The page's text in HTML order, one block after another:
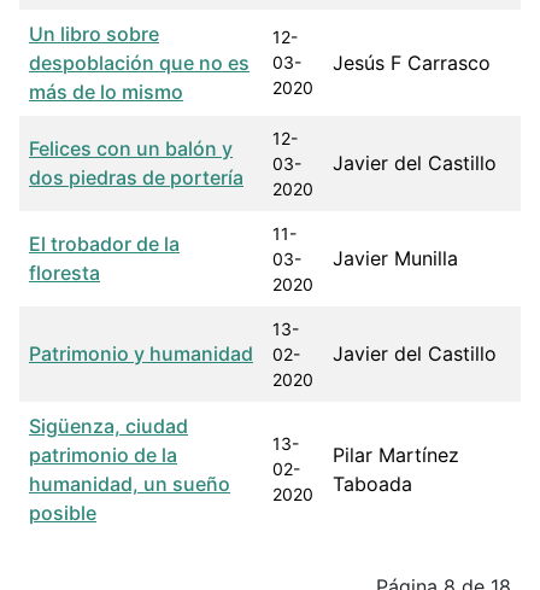
Un libro sobre
despoblación que no es
más de lo mismo
12-
03-
2020
Jesús F Carrasco
Felices con un balón y
dos piedras de portería
12-
03-
2020
Javier del Castillo
El trobador de la
floresta
11-
03-
2020
Javier Munilla
Patrimonio y humanidad
13-
02-
2020
Javier del Castillo
Sigüenza, ciudad
patrimonio de la
humanidad, un sueño
posible
13-
02-
2020
Pilar Martínez
Taboada